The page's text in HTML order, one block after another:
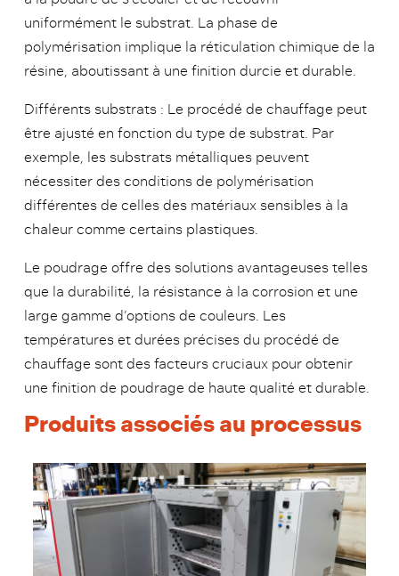
uniformément le substrat. La phase de
polymérisation implique la réticulation chimique de la
résine, aboutissant à une finition durcie et durable.
Différents substrats : Le procédé de chauffage peut
être ajusté en fonction du type de substrat. Par
exemple, les substrats métalliques peuvent
nécessiter des conditions de polymérisation
différentes de celles des matériaux sensibles à la
chaleur comme certains plastiques.
Le poudrage offre des solutions avantageuses telles
que la durabilité, la résistance à la corrosion et une
large gamme d’options de couleurs. Les
températures et durées précises du procédé de
chauffage sont des facteurs cruciaux pour obtenir
une finition de poudrage de haute qualité et durable.
Produits associés au processus